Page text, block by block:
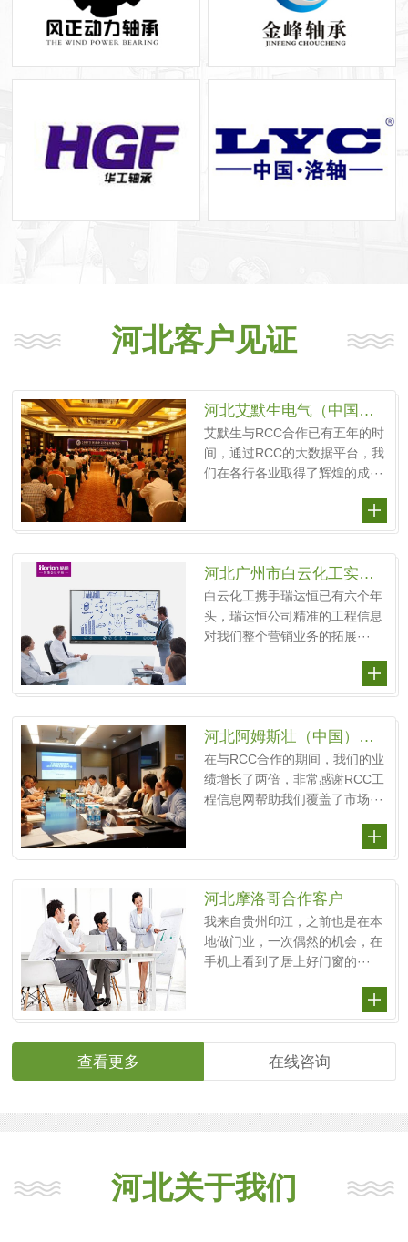
河北客户见证
河北艾默生电气（中国）投资有限公司
艾默生与RCC合作已有五年的时
间，通过RCC的大数据平台，我
们在各行各业取得了辉煌的成···
河北广州市白云化工实业有限公司
白云化工携手瑞达恒已有六个年
头，瑞达恒公司精准的工程信息
对我们整个营销业务的拓展···
河北阿姆斯壮（中国）投资有限公司
在与RCC合作的期间，我们的业
绩增长了两倍，非常感谢RCC工
程信息网帮助我们覆盖了市场···
河北摩洛哥合作客户
我来自贵州印江，之前也是在本
地做门业，一次偶然的机会，在
手机上看到了居上好门窗的···
查看更多 在线咨询
河北关于我们